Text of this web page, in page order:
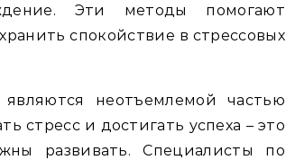
Эти методы помогают
спокойствие в стрессовых
неотъемлемой частью
стресс и достигать успеха – это
развивать. Специалисты по